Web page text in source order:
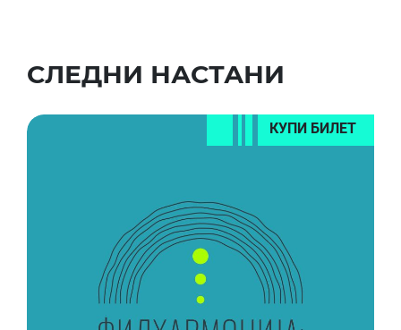
СЛЕДНИ НАСТАНИ
КУПИ БИЛЕТ